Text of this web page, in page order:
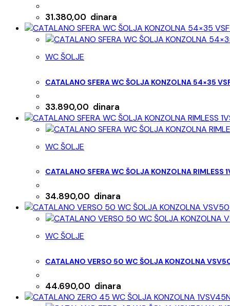
31.380,00 dinara
WC ŠOLJE
CATALANO SFERA WC ŠOLJA KONZOLNA 54×35
33.890,00 dinara
WC ŠOLJE
CATALANO SFERA WC ŠOLJA KONZOLNA RIMLESS
34.890,00 dinara
WC ŠOLJE
CATALANO VERSO 50 WC ŠOLJA KONZOLNA
44.690,00 dinara